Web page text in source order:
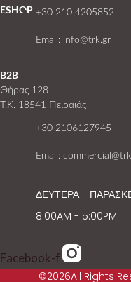
ESHOP +30 210 4205852
Email: info@trk.gr
B2B
Θήρας 128
T.K. 18541 Πειραιάς
+30 2106127945
Email:
ΔΕΥΤΕΡΑ -
8:00AM - 5:00PM
Facebook-f
©2026All Rights